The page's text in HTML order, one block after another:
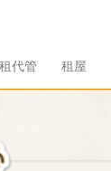
代管 租屋